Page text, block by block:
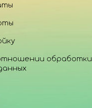
обработки